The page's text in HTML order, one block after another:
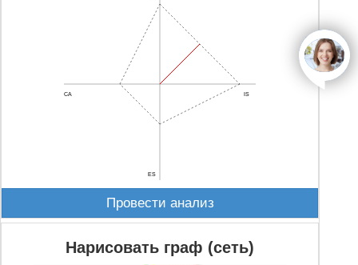
CA
ES
IS
Провести анализ
Нарисовать граф (сеть)
open